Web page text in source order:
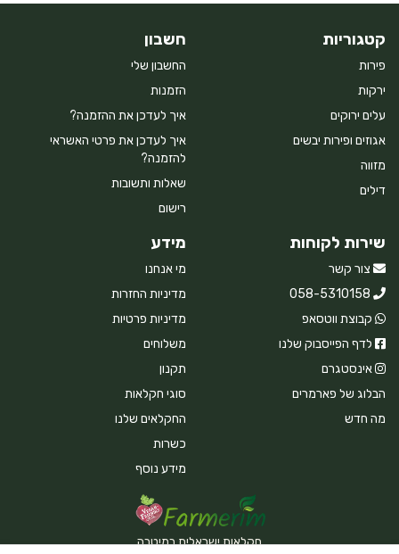
קטגוריות
פירות
ירקות
עלים ירוקים
אגוזים ופירות יבשים
מזווה
דילים
חשבון
החשבון שלי
הזמנות
איך לעדכן את ההזמנה?
איך לעדכן את פרטי האשראי
להזמנה?
שאלות ותשובות
רישום
שירות לקוחות
צור קשר
058-5310158
קבוצת ווטסאפ
לדף הפייסבוק שלנו
אינסטגרם
הבלוג של פארמרים
מה חדש
מידע
מי אנחנו
מדיניות החזרות
מדיניות פרטיות
משלוחים
תקנון
סוגי חקלאות
החקלאים שלנו
כשרות
מידע נוסף
חקלאות ישראלית במיטבה